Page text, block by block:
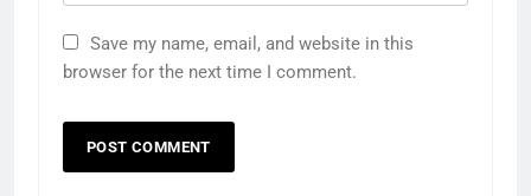
Save my name, email, and website in this
browser for the next time I comment.